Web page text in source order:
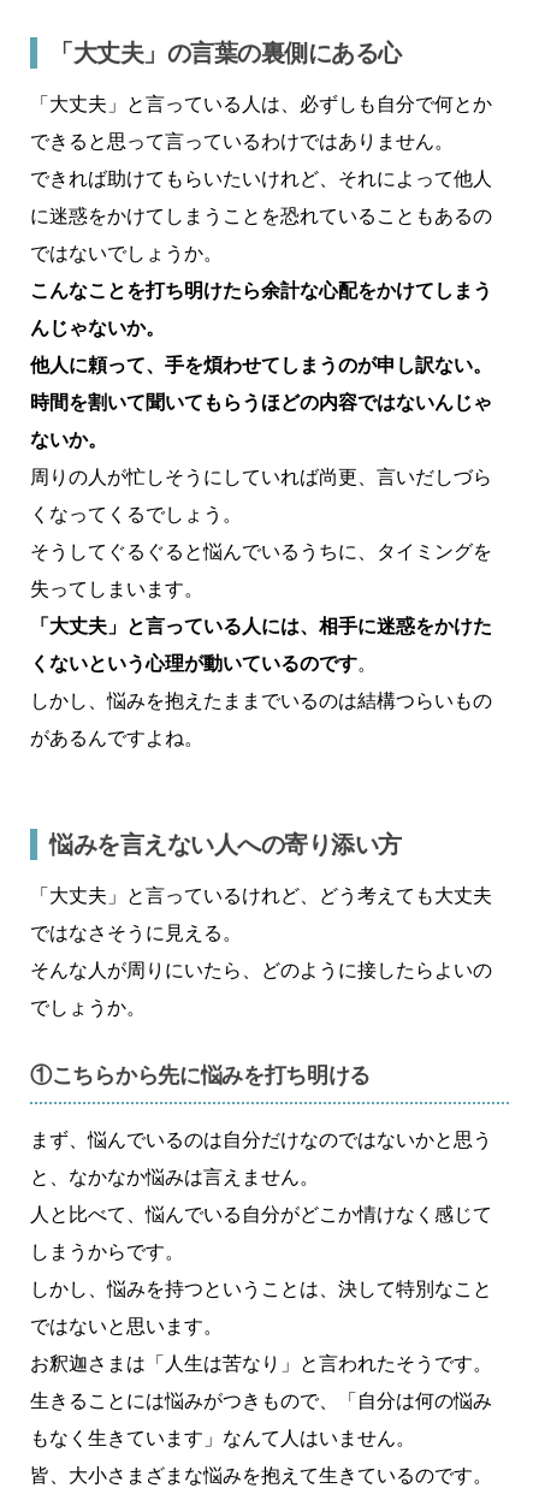
「大丈夫」の言葉の裏側にある心
「大丈夫」と言っている人は、必ずしも自分で何とか
できると思って言っているわけではありません。
できれば助けてもらいたいけれど、それによって他人
に迷惑をかけてしまうことを恐れていることもあるの
ではないでしょうか。
こんなことを打ち明けたら余計な心配をかけてしまう
んじゃないか。
他人に頼って、手を煩わせてしまうのが申し訳ない。
時間を割いて聞いてもらうほどの内容ではないんじゃ
ないか。
周りの人が忙しそうにしていれば尚更、言いだしづら
くなってくるでしょう。
そうしてぐるぐると悩んでいるうちに、タイミングを
失ってしまいます。
「大丈夫」と言っている人には、相手に迷惑をかけた
くないという心理が動いているのです。
しかし、悩みを抱えたままでいるのは結構つらいもの
があるんですよね。
悩みを言えない人への寄り添い方
「大丈夫」と言っているけれど、どう考えても大丈夫
ではなさそうに見える。
そんな人が周りにいたら、どのように接したらよいの
でしょうか。
①こちらから先に悩みを打ち明ける
まず、悩んでいるのは自分だけなのではないかと思う
と、なかなか悩みは言えません。
人と比べて、悩んでいる自分がどこか情けなく感じて
しまうからです。
しかし、悩みを持つということは、決して特別なこと
ではないと思います。
お釈迦さまは「人生は苦なり」と言われたそうです。
生きることには悩みがつきもので、「自分は何の悩み
もなく生きています」なんて人はいません。
皆、大小さまざまな悩みを抱えて生きているのです。